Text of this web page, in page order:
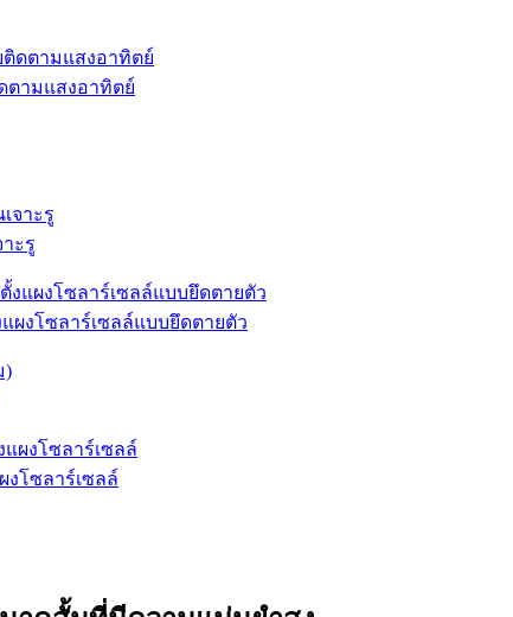
ตามแสงอาทิตย์
ะรู
ผงโซลาร์เซลล์แบบยึดตายตัว
โซลาร์เซลล์